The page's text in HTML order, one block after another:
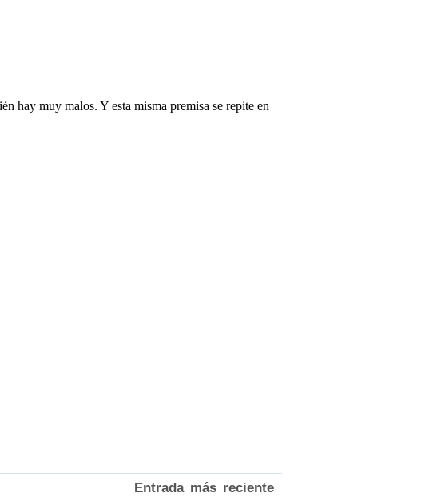
Entrada más reciente